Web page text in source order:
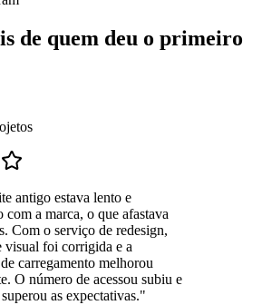
de quem deu o primeiro
antigo estava lento e
com a marca, o que afastava
Com o serviço de redesign,
visual foi corrigida e a
carregamento melhorou
O número de acessou subiu e
as expectativas."